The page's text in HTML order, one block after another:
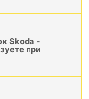
Skoda -
при